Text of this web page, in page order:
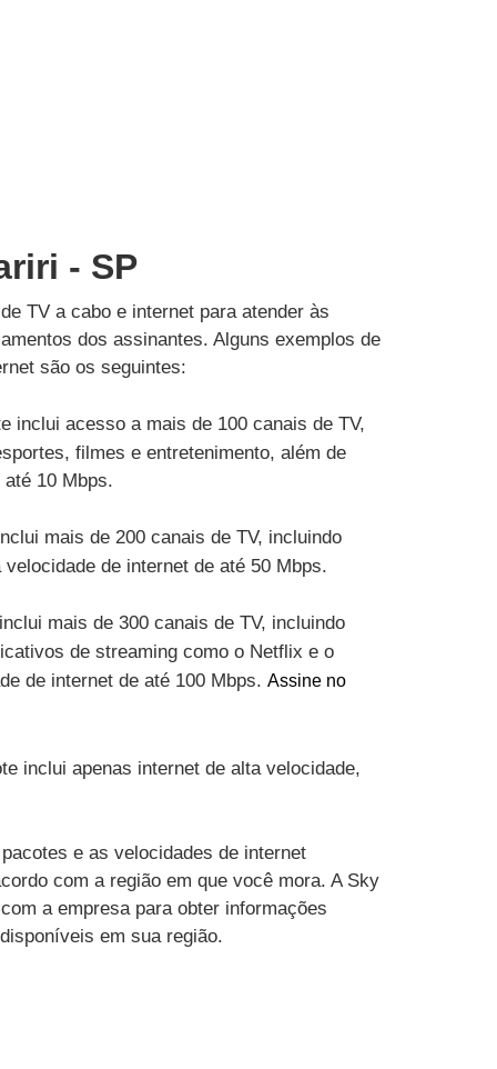
- SP
TV a cabo e internet para atender às
dos assinantes. Alguns exemplos de
são os seguintes:
inclui acesso a mais de 100 canais de TV,
filmes e entretenimento, além de
10 Mbps.
mais de 200 canais de TV, incluindo
de internet de até 50 Mbps.
mais de 300 canais de TV, incluindo
de streaming como o Netflix e o
de internet de até 100 Mbps. Assine no
inclui apenas internet de alta velocidade,
e as velocidades de internet
com a região em que você mora. A Sky
a empresa para obter informações
em sua região.